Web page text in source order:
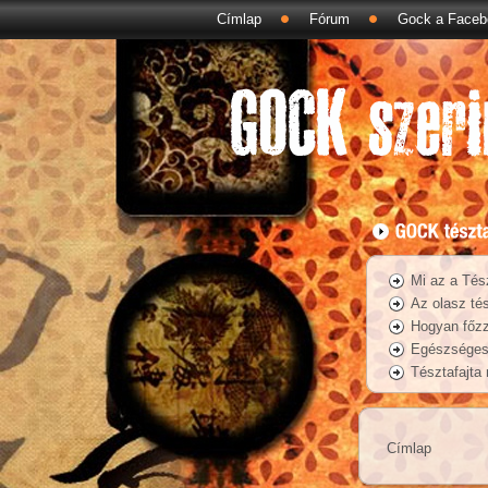
Címlap Fórum Gock a
Mi az a
Az olasz
Hogyan
Tésztafajta
Címlap